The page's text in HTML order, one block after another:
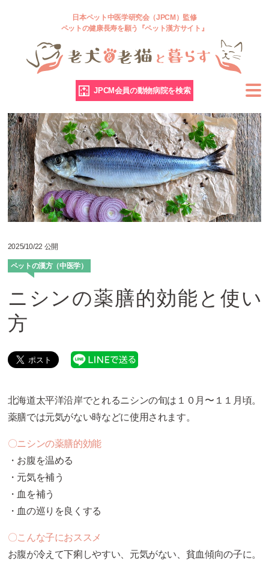
日本ペット中医学研究会（JPCM）監修
ペットの健康長寿を願う『ペット漢方サイト』
JPCM会員の動物病院を検索
2025/10/22 公開
ペットの漢方（中医学）
ニシンの薬膳的効能と使い
方
北海道太平洋沿岸でとれるニシンの旬は１０月〜１１月頃。
薬膳では元気がない時などに使用されます。
〇ニシンの薬膳的効能
・お腹を温める
・元気を補う
・血を補う
・血の巡りを良くする
〇こんな子におススメ
お腹が冷えて下痢しやすい、元気がない、貧血傾向の子に。